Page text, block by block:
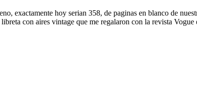
exactamente hoy serian 358, de paginas en blanco de
con aires vintage que me regalaron con la revista